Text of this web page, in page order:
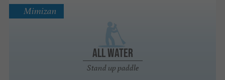
All Water
Stand up paddle
Mimizan